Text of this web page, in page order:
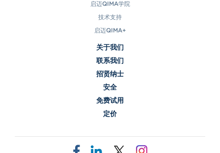
启迈QIMA学院
技术支持
启迈QIMA+
关于我们
联系我们
招贤纳士
安全
免费试用
定价